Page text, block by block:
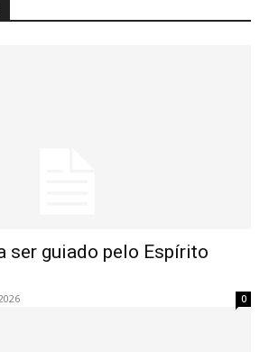
ser guiado pelo Espírito
0